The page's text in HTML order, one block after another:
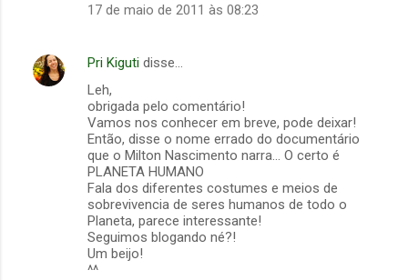
17 de maio de 2011 às 08:23
Pri Kiguti disse…
Leh,
obrigada pelo comentário!
Vamos nos conhecer em breve, pode deixar!
Então, disse o nome errado do documentário
que o Milton Nascimento narra... O certo é
PLANETA HUMANO
Fala dos diferentes costumes e meios de
sobrevivencia de seres humanos de todo o
Planeta, parece interessante!
Seguimos blogando né?!
Um beijo!
^^